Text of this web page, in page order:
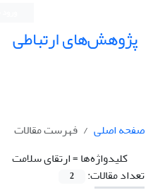
پژوهش‌های ارتباطی
صفحه اصلی
فهرست مقالات
کلیدواژه‌ها =ارتقای سلامت
تعداد مقالات:
2